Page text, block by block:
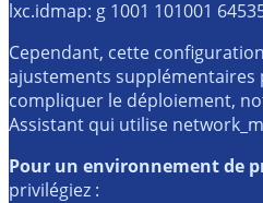
lxc.idmap: g 1001 101001
Cependant, cette
ajustements
compliquer le déploiement,
Assistant qui utilise
Pour un environnement de
privilégiez :